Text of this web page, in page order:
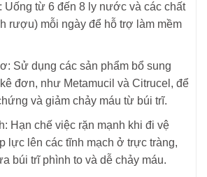
Uống từ 6 đến 8 ly nước và các chất
rượu) mỗi ngày để hỗ trợ làm mềm
Sử dụng các sản phẩm bổ sung
đơn, như Metamucil và Citrucel, để
và giảm chảy máu từ búi trĩ.
Hạn chế việc rặn mạnh khi đi vệ
lực lên các tĩnh mạch ở trực tràng,
búi trĩ phình to và dễ chảy máu.